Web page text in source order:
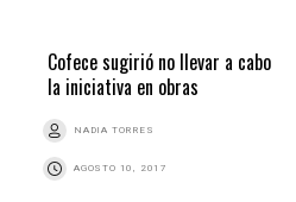
Cofece sugirió no llevar a cabo
la iniciativa en obras
NADIA TORRES
AGOSTO 10, 2017